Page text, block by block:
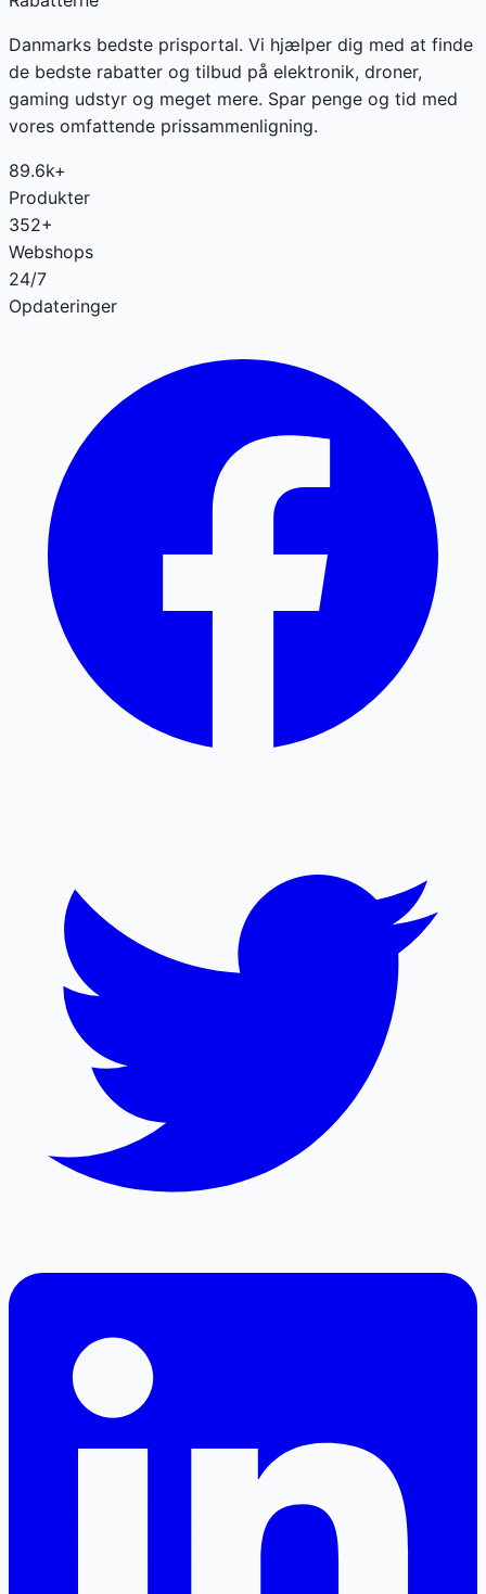
Danmarks bedste prisportal. Vi hjælper dig med at finde
de bedste rabatter og tilbud på elektronik, droner,
gaming udstyr og meget mere. Spar penge og tid med
vores omfattende prissammenligning.
89.6k+
Produkter
352+
Webshops
24/7
Opdateringer